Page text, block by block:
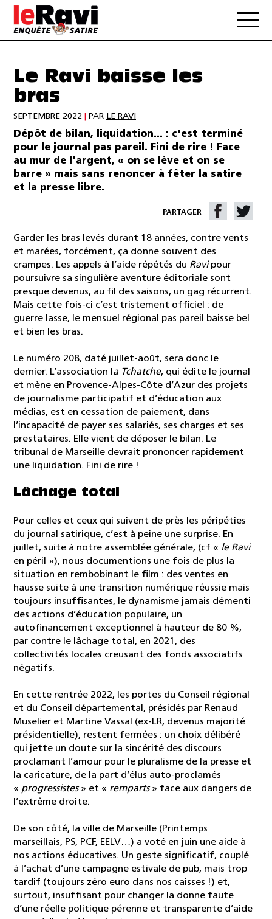
Le Ravi baisse les
bras
SEPTEMBRE 2022 PAR LE RAVI
Dépôt de bilan, liquidation... : c'est terminé
pour le journal pas pareil. Fini de rire ! Face
au mur de l'argent, « on se lève et on se
barre » mais sans renoncer à fêter la satire
et la presse libre.
PARTAGER
Garder les bras levés durant 18 années, contre vents
et marées, forcément, ça donne souvent des
crampes. Les appels à l’aide répétés du Ravipour
poursuivre sa singulière aventure éditoriale sont
presque devenus, au fil des saisons, un gag récurrent.
Mais cette fois-ci c’est tristement officiel : de
guerre lasse, le mensuel régional pas pareil baisse bel
et bien les bras.
Le numéro 208, daté juillet-août, sera donc le
dernier. L’association l a Tchatche, qui édite le journal
et mène en Provence-Alpes-Côte d’Azur des projets
de journalisme participatif et d’éducation aux
médias, est en cessation de paiement, dans
l’incapacité de payer ses salariés, ses charges et ses
prestataires. Elle vient de déposer le bilan. Le
tribunal de Marseille devrait prononcer rapidement
une liquidation. Fini de rire !
Lâchage total
Pour celles et ceux qui suivent de près les péripéties
du journal satirique, c’est à peine une surprise. En
juillet, suite à notre assemblée générale, (cf « le Ravi
en péril »), nous documentions une fois de plus la
situation en rembobinant le film : des ventes en
hausse suite à une transition numérique réussie mais
toujours insuffisantes, le dynamisme jamais démenti
des actions d’éducation populaire, un
autofinancement exceptionnel à hauteur de 80 %,
par contre le lâchage total, en 2021, des
collectivités locales creusant des fonds associatifs
négatifs.
En cette rentrée 2022, les portes du Conseil régional
et du Conseil départemental, présidés par Renaud
Muselier et Martine Vassal (ex-LR, devenus majorité
présidentielle), restent fermées : un choix délibéré
qui jette un doute sur la sincérité des discours
proclamant l’amour pour le pluralisme de la presse et
la caricature, de la part d’élus auto-proclamés
« progressistes» et « remparts» face aux dangers de
l’extrême droite.
De son côté, la ville de Marseille (Printemps
marseillais, PS, PCF, EELV…) a voté en juin une aide à
nos actions éducatives. Un geste significatif, couplé
à l’achat d’une campagne estivale de pub, mais trop
tardif (toujours zéro euro dans nos caisses !) et,
surtout, insuffisant pour changer la donne faute
d’une réelle politique pérenne et transparente d’aide